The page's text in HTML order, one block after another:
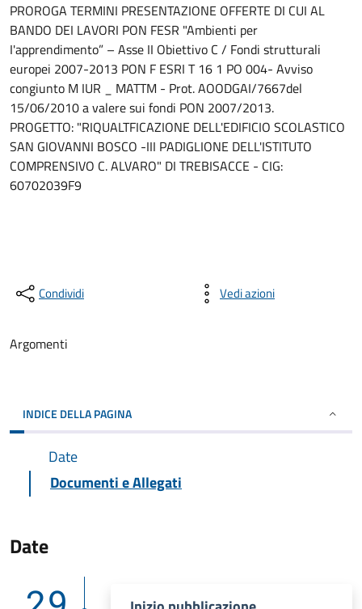
PROROGA TERMINI PRESENTAZIONE OFFERTE DI CUI AL
BANDO DEI LAVORI PON FESR "Ambienti per
I'apprendimento” – Asse II Obiettivo C / Fondi strutturali
europei 2007-2013 PON F ESRI T 16 1 PO 004- Avviso
congiunto M IUR _ MATTM - Prot. AOODGAI/7667del
15/06/2010 a valere sui fondi PON 2007/2013.
PROGETTO: "RIQUALTFICAZIONE DELL'EDIFICIO SCOLASTICO
SAN GIOVANNI BOSCO -III PADIGLIONE DELL'ISTITUTO
COMPRENSIVO C. ALVARO" DI TREBISACCE - CIG:
60702039F9
Condividi Vedi azioni
Argomenti
INDICE DELLA PAGINA
Date
Documenti e Allegati
Date